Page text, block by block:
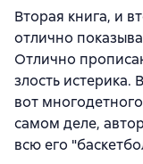
Вторая книга, и
отлично
Отлично
злость истерика.
вот
самом деле,
всю его